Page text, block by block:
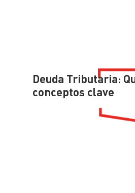
Deuda Tributaria:
conceptos clave